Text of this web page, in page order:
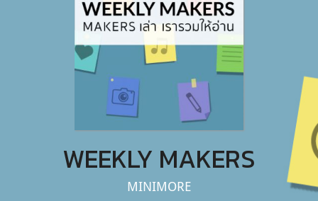
WEEKLY MAKERS
MINIMORE